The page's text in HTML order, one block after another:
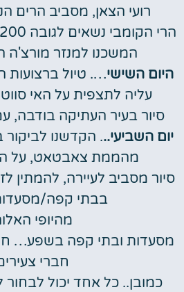
רועי הצאן, מסביב הרים
המשכנו למנזר מורצ'ה
היום השישי…. טיול ברצועות
עליה לתצפית על האי
סיור בעיר העתיקה בודבה,
יום השביעי... הקדשנו לביקור
מהממת צאבטאט, על
סיור מסביב לעיירה, להמתין
בבתי קפה/
מהיופי
מסעדות ובתי קפה בשפע…
חברי
כמובן.. כל אחד יכול